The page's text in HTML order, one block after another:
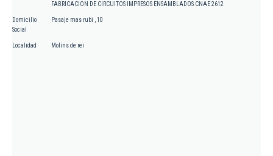
FABRICACION DE CIRCUITOS IMPRESOS ENSAMBLADOS CNAE 2612
Domicilio
Social
Pasaje mas rubi , 10
Localidad Molins de rei